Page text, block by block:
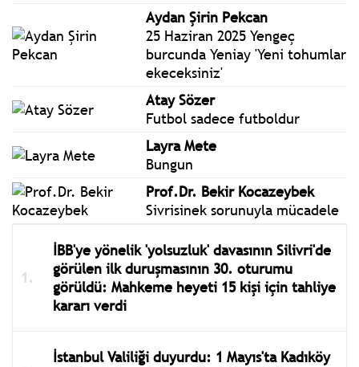
Aydan Şirin Pekcan
25 Haziran 2025 Yengeç
burcunda Yeniay 'Yeni tohumlar
ekeceksiniz'
Atay Sözer
Futbol sadece futboldur
Layra Mete
Bungun
Prof.Dr. Bekir Kocazeybek
Sivrisinek sorunuyla mücadele
İBB'ye yönelik 'yolsuzluk' davasının Silivri'de
görülen ilk duruşmasının 30. oturumu
görüldü: Mahkeme heyeti 15 kişi için tahliye
kararı verdi
İstanbul Valiliği duyurdu: 1 Mayıs'ta Kadıköy